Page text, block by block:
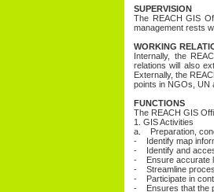
SUPERVISION
The REACH GIS
management rests
WORKING
Internally, the
relations will also
Externally, the
points in NGOs, UN
FUNCTIONS
The REACH GIS
1. GIS Activities
a. Preparation,
- Identify map
- Identify and
- Ensure accurate
- Streamline
- Participate in
- Ensures that the